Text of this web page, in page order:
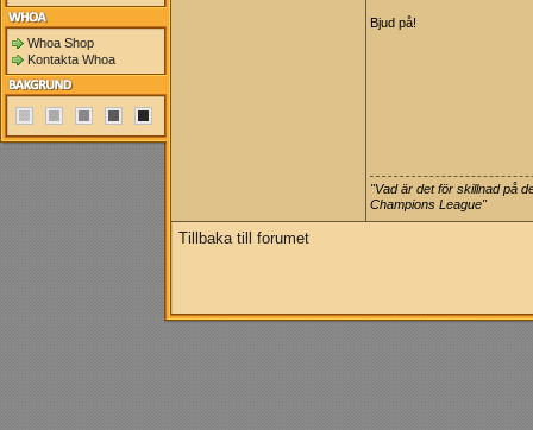
Whoa Shop
Kontakta Whoa
Bjud på!
"Vad är det för skillnad på
Champions League"
Tillbaka till forumet